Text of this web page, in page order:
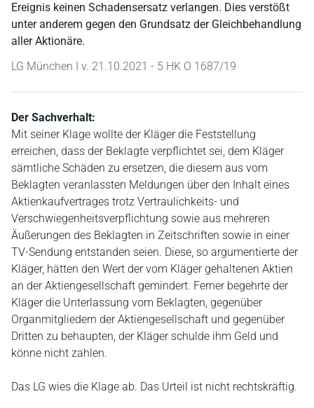
Ereignis keinen Schadensersatz verlangen. Dies verstößt
unter anderem gegen den Grundsatz der Gleichbehandlung
aller Aktionäre.
LG München I v. 21.10.2021 - 5 HK O 1687/19
Der Sachverhalt:
Mit seiner Klage wollte der Kläger die Feststellung
erreichen, dass der Beklagte verpflichtet sei, dem Kläger
sämtliche Schäden zu ersetzen, die diesem aus vom
Beklagten veranlassten Meldungen über den Inhalt eines
Aktienkaufvertrages trotz Vertraulichkeits- und
Verschwiegenheitsverpflichtung sowie aus mehreren
Äußerungen des Beklagten in Zeitschriften sowie in einer
TV-Sendung entstanden seien. Diese, so argumentierte der
Kläger, hätten den Wert der vom Kläger gehaltenen Aktien
an der Aktiengesellschaft gemindert. Ferner begehrte der
Kläger die Unterlassung vom Beklagten, gegenüber
Organmitgliedern der Aktiengesellschaft und gegenüber
Dritten zu behaupten, der Kläger schulde ihm Geld und
könne nicht zahlen.
Das LG wies die Klage ab. Das Urteil ist nicht rechtskräftig.